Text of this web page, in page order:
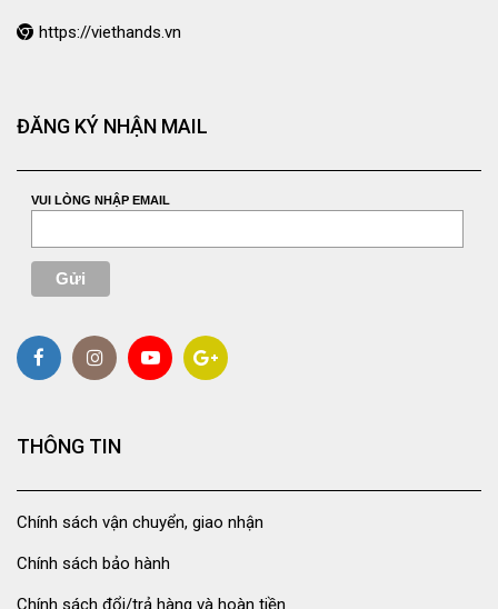
https://viethands.vn
ĐĂNG KÝ NHẬN MAIL
VUI LÒNG NHẬP EMAIL
THÔNG TIN
Chính sách vận chuyển, giao nhận
Chính sách bảo hành